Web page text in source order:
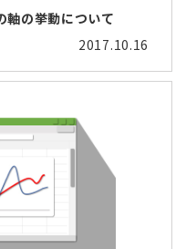
軸の挙動について
2017.10.16